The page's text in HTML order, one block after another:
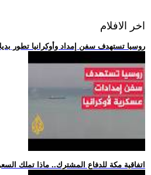
اخر الافلام
.. روسيا تستهدف سفن إمداد وأوكرانيا تطور بديلا
.. اتفاقية مكة للدفاع المشترك.. ماذا تملك